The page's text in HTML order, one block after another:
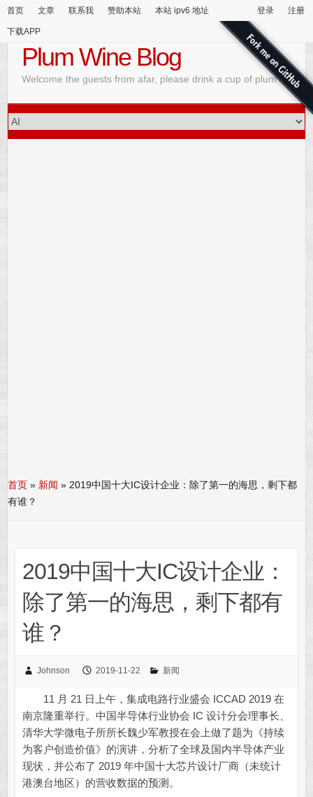
首页 文章 联系我 赞助本站 本站 ipv6 地址
下载APP
登录 注册
Plum Wine Blog
Welcome the guests from afar, please drink a cup of plum wine
首页 » 新闻 » 2019中国十大IC设计企业：除了第一的海思，剩下都
有谁？
2019中国十大IC设计企业：
除了第一的海思，剩下都有
谁？
Johnson 2019-11-22 新闻
11 月 21 日上午，集成电路行业盛会 ICCAD 2019 在
南京隆重举行。中国半导体行业协会 IC 设计分会理事长、
清华大学微电子所所长魏少军教授在会上做了题为《持续
为客户创造价值》的演讲，分析了全球及国内半导体产业
现状，并公布了 2019 年中国十大芯片设计厂商（未统计
港澳台地区）的营收数据的预测。